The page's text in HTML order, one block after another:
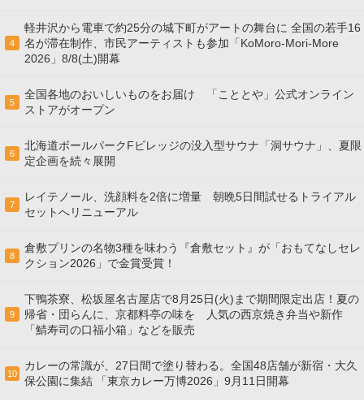
4
軽井沢から電車で約25分の城下町がアートの舞台に 全国の若手16
名が滞在制作、市民アーティストも参加「KoMoro-Mori-More
2026」8/8(土)開幕
5
全国各地のおいしいものをお届け 「こととや」公式オンライン
ストアがオープン
6
北海道ボールパークFビレッジの没入型サウナ「洞サウナ」、夏限
定企画を続々展開
7
レイテノール、洗顔料を2倍に増量 朝晩5日間試せるトライアル
セットへリニューアル
8
倉敷プリンの名物3種を味わう『倉敷セット』が「おもてなしセレ
クション2026」で金賞受賞！
9
下鴨茶寮、松坂屋名古屋店で8月25日(火)まで期間限定出店！夏の
帰省・団らんに、京都料亭の味を 人気の西京焼き弁当や新作
「鯖寿司の口福小箱」などを販売
10
カレーの常識が、27日間で塗り替わる。全国48店舗が新宿・大久
保公園に集結 「東京カレー万博2026」9月11日開幕